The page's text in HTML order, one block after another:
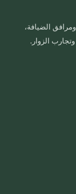
الضيافة،
الزوار.